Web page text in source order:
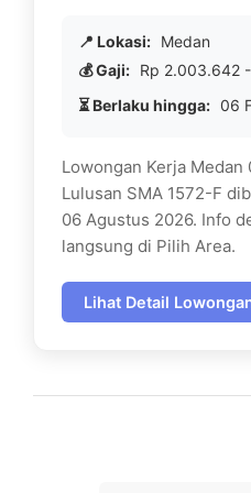
📍 Lokasi: Medan
💰 Gaji: Rp 2.003.642
⏳ Berlaku hingga: 06
Lowongan Kerja
Lulusan SMA 1572-F
06 Agustus 2026. Info
langsung di Pilih Area.
Lihat Detail